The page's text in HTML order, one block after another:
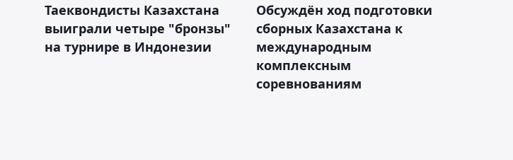
Таеквондисты Казахстана
выиграли четыре "бронзы"
на турнире в Индонезии
Обсуждён ход подготовки
сборных Казахстана к
международным
комплексным
соревнованиям